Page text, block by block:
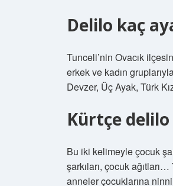
Delilo kaç
Tunceli’nin Ovacık
erkek ve kadın
Devzer, Üç Ayak, Türk
Kürtçe
Bu iki kelimeyle çocuk
şarkıları, çocuk
anneler çocuklarına